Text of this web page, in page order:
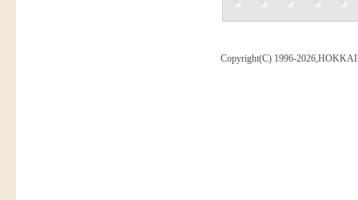
Copyright(C) 1996-